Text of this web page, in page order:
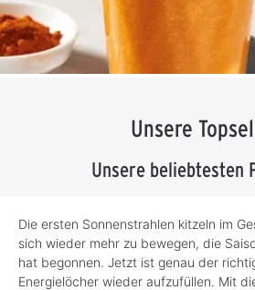
Unsere
Unsere beliebtesten
Die ersten Sonnenstrahlen kitzeln im
sich wieder mehr zu bewegen, die
hat begonnen. Jetzt ist genau der
Energielöcher wieder aufzufüllen. Mit